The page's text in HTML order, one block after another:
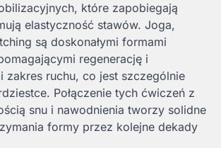
które zapobiegają
elastyczność stawów. Joga,
są doskonałymi formami
regenerację i
zakres ruchu, co jest szczególnie
Połączenie tych ćwiczeń z
snu i nawodnienia tworzy solidne
formy przez kolejne dekady